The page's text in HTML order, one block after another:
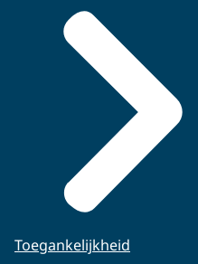
Toegankelijkheid